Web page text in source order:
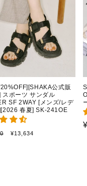
公式販
スポーツ サンダル
SF 2WAY [メンズ/レデ
春夏] SK-241OE
セ
¥13,634